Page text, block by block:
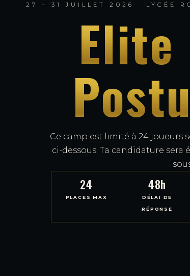
27 – 31 JUILLET 2026 · LYCÉE
Elite
Ce camp est limité à 24 joueurs
ci-dessous. Ta candidature
24
PLACES MAX
48h
DÉLAI DE
RÉPONSE